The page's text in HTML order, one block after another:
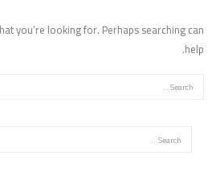
you’re looking for. Perhaps searching can
help.